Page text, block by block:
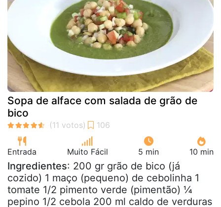
Sopa de alface com salada de grão de
bico
Entrada Muito Fácil 5 min 10 min
Ingredientes: 200 gr grão de bico (já
cozido) 1 maço (pequeno) de cebolinha 1
tomate 1/2 pimento verde (pimentão) ¼
pepino 1/2 cebola 200 ml caldo de verduras